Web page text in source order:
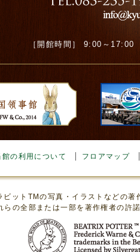
［開館時間］ 9:00～
館の利用について フロアマップ
ビットTMの写真・イラストなどの
らの全部または一部を著作権者の許